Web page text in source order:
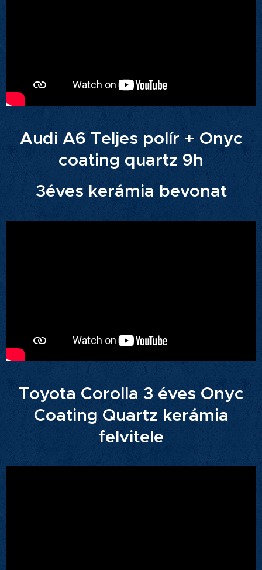
Audi A6 Teljes polír + Onyc
coating quartz 9h
3éves kerámia bevonat
Toyota Corolla 3 éves Onyc
Coating Quartz kerámia
felvitele